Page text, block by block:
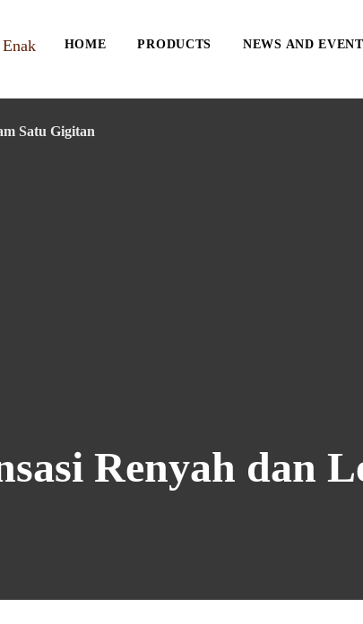
HOME PRODUCTS NEWS AND EVENT
Satu Gigitan
Renyah dan